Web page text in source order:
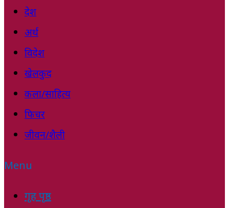
देश
अर्थ
विदेश
खेलकुद
कला/साहित्य
फिचर
जीवन/शैली
Menu
गृह पृष्ठ